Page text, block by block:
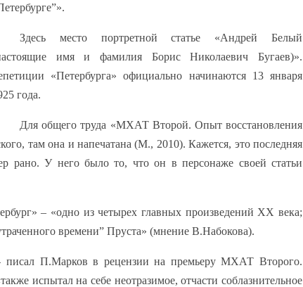
Здесь место портретной статье «Андрей Белый
имя и фамилия Борис Николаевич Бугаев)».
«Петербурга» официально начинаются 13 января
года.
Для общего труда «МХАТ Второй. Опыт восстановления
там она и напечатана (М., 2010). Кажется, это последняя
рано. У него было то, что он в персонаже своей статьи
– «одно из четырех главных произведений ХХ века;
времени” Пруста» (мнение В.Набокова).
писал П.Марков в рецензии на премьеру МХАТ Второго.
испытал на себе неотразимое, отчасти соблазнительное